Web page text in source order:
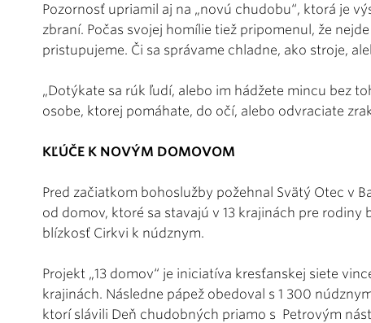
Pozornosť upriamil aj na „novú chudobu“, ktorá je
zbraní. Počas svojej homílie tiež pripomenul, že
pristupujeme. Či sa správame chladne, ako stroje,
„Dotýkate sa rúk ľudí, alebo im hádžete mincu bez
osobe, ktorej pomáhate, do očí, alebo odvraciate
KĽÚČE K NOVÝM DOMOVOM
Pred začiatkom bohoslužby požehnal Svätý Otec v
od domov, ktoré sa stavajú v 13 krajinách pre rodiny
blízkosť Cirkvi k núdznym.
Projekt „13 domov“ je iniciatíva kresťanskej siete
krajinách. Následne pápež obedoval s 1 300
ktorí slávili Deň chudobných priamo s Petrovým